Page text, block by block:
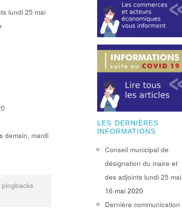
lundi 25 mai
demain, mardi
pingbacks
LES DERNIÈRES
INFORMATIONS
Conseil municipal de
désignation du maire et
des adjoints lundi 25 mai
16 mai 2020
Dernière communication